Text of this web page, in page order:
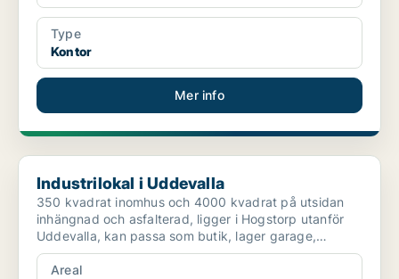
Type
Kontor
Mer info
Industrilokal i Uddevalla
Industrilokal i Uddevalla
350 kvadrat inomhus och 4000 kvadrat på utsidan
inhängnad och asfalterad, ligger i Hogstorp utanför
Uddevalla, kan passa som butik, lager garage,
verkstad, u...
Areal